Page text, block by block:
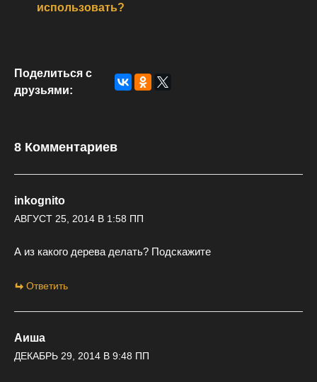
использовать?
Поделиться с
друзьями:
8 Комментариев
inkognito
АВГУСТ 25, 2014 В 1:58 ПП
А из какого дерева делать? Подскажите
Ответить
Аиша
ДЕКАБРЬ 29, 2014 В 9:48 ПП